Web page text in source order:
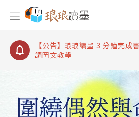
【公告】琅琅讀墨書櫃開通常見
【公告】琅琅讀墨 3 分鐘完成
【公告】琅琅書店服務升級重
查詢
【公告】琅琅讀墨數位閱讀資